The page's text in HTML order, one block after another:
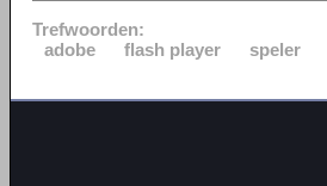
Trefwoorden:
adobe
flash player speler